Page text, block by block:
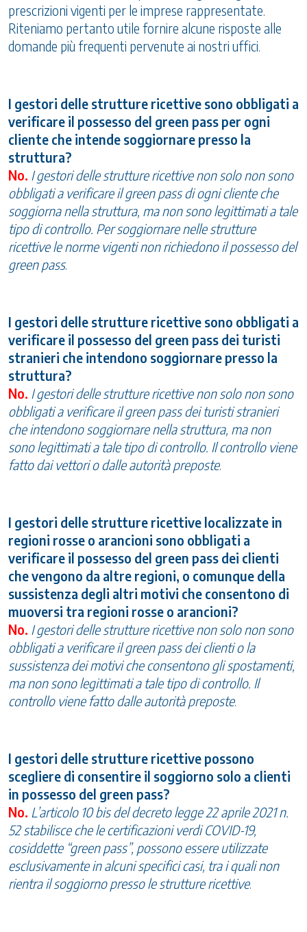
prescrizioni vigenti per le imprese rappresentate.
Riteniamo pertanto utile fornire alcune risposte alle
domande più frequenti pervenute ai nostri uffici.
I gestori delle strutture ricettive sono obbligati a
verificare il possesso del green pass per ogni
cliente che intende soggiornare presso la
struttura?
No. I gestori delle strutture ricettive non solo non sono
obbligati a verificare il green pass di ogni cliente che
soggiorna nella struttura, ma non sono legittimati a tale
tipo di controllo. Per soggiornare nelle strutture
ricettive le norme vigenti non richiedono il possesso del
green pass.
I gestori delle strutture ricettive sono obbligati a
verificare il possesso del green pass dei turisti
stranieri che intendono soggiornare presso la
struttura?
No. I gestori delle strutture ricettive non solo non sono
obbligati a verificare il green pass dei turisti stranieri
che intendono soggiornare nella struttura, ma non
sono legittimati a tale tipo di controllo. Il controllo viene
fatto dai vettori o dalle autorità preposte.
I gestori delle strutture ricettive localizzate in
regioni rosse o arancioni sono obbligati a
verificare il possesso del green pass dei clienti
che vengono da altre regioni, o comunque della
sussistenza degli altri motivi che consentono di
muoversi tra regioni rosse o arancioni?
No. I gestori delle strutture ricettive non solo non sono
obbligati a verificare il green pass dei clienti o la
sussistenza dei motivi che consentono gli spostamenti,
ma non sono legittimati a tale tipo di controllo. Il
controllo viene fatto dalle autorità preposte.
I gestori delle strutture ricettive possono
scegliere di consentire il soggiorno solo a clienti
in possesso del green pass?
No. L’articolo 10 bis del decreto legge 22 aprile 2021 n.
52 stabilisce che le certificazioni verdi COVID-19,
cosiddette “green pass”, possono essere utilizzate
esclusivamente in alcuni specifici casi, tra i quali non
rientra il soggiorno presso le strutture ricettive.